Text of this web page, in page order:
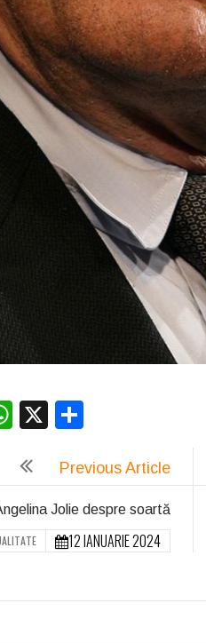
WhatsApp
X
Previous Article
Jolie despre soartă
12 IANUARIE 2024